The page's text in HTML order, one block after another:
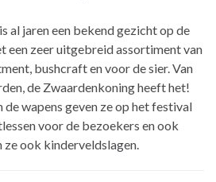
al jaren een bekend gezicht op de
een zeer uitgebreid assortiment van
bushcraft en voor de sier. Van
de Zwaardenkoning heeft het!
wapens geven ze op het festival
voor de bezoekers en ook
ze ook kinderveldslagen.